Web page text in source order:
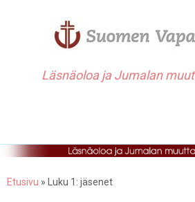
Läsnäoloa ja Jumalan
Etusivu » Luku 1: jäsenet